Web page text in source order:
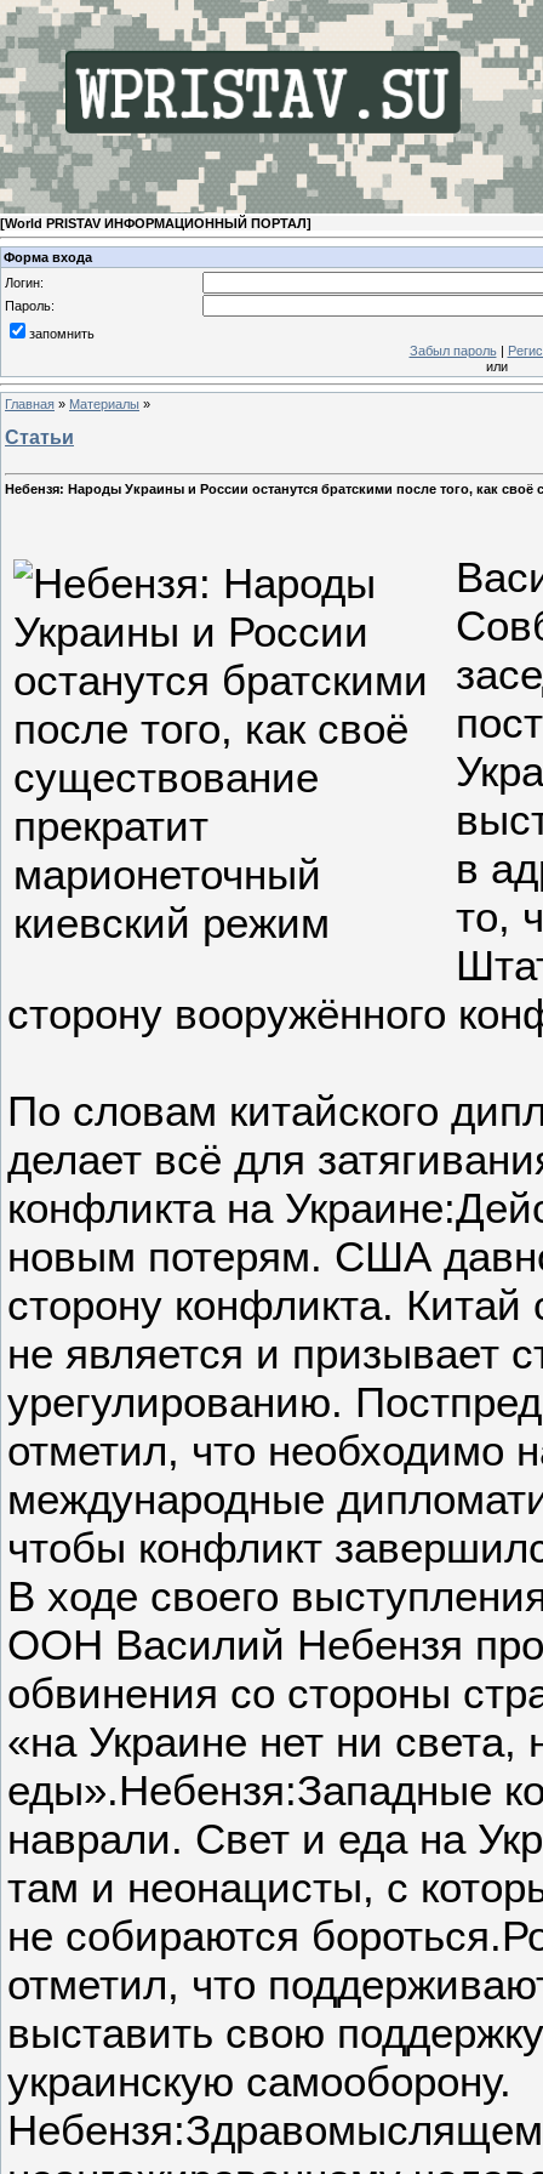
[World PRISTAV ИНФОРМАЦИОННЫЙ ПОРТАЛ]
Форма входа
Логин:
Пароль:
запомнить
Забыл пароль|
или
Главная » Материалы »
Статьи
Небензя: Народы Украины и России останутся братскими после того, как
в
то,
сторону вооружённого
По словам китайского
делает всё для
конфликта на
новым потерям. США
сторону конфликта. Китай
не является и призывает
урегулированию.
отметил, что необходимо
международные
чтобы конфликт
В ходе своего
ООН Василий Небензя
обвинения со стороны
«на Украине нет ни света,
еды».Небензя:Западные
наврали. Свет и еда на
там и неонацисты, с
не собираются
отметил, что
выставить свою
украинскую самооборону.